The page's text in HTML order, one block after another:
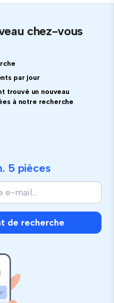
chez-vous
par jour
trouvé un nouveau
à notre recherche
5 pièces
de recherche